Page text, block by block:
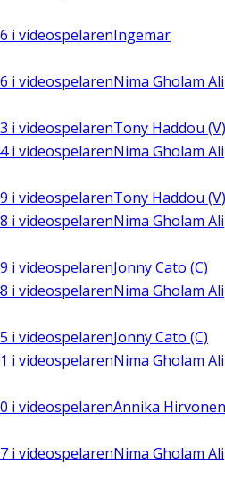
i videospelarenIngemar
i videospelarenNima Gholam Ali
i videospelarenTony Haddou (V)
i videospelarenNima Gholam Ali
i videospelarenTony Haddou (V)
i videospelarenNima Gholam Ali
i videospelarenJonny Cato (C)
i videospelarenNima Gholam Ali
i videospelarenJonny Cato (C)
i videospelarenNima Gholam Ali
i videospelarenAnnika Hirvonen
i videospelarenNima Gholam Ali